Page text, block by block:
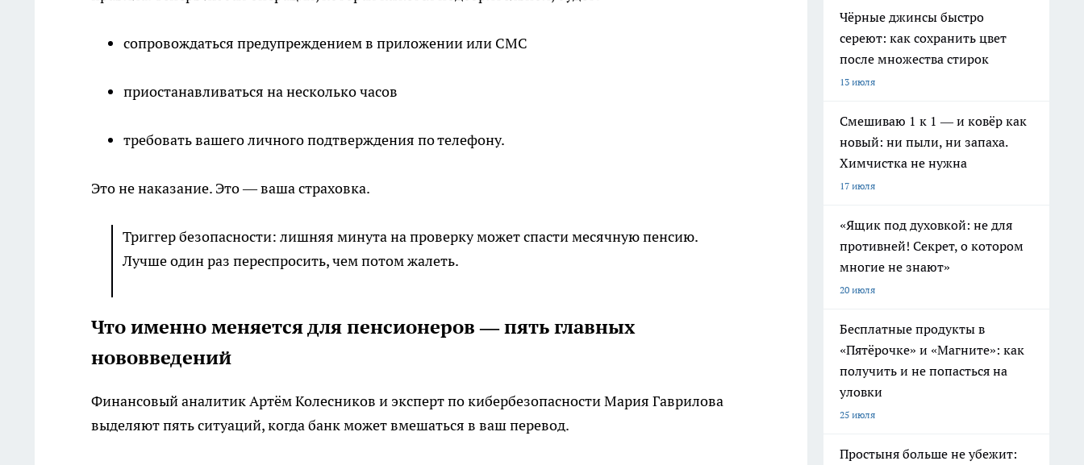
сопровождаться предупреждением в приложении или СМС
приостанавливаться на несколько часов
требовать вашего личного подтверждения по телефону.
Это не наказание. Это — ваша страховка.
Триггер безопасности: лишняя минута на проверку может спасти месячную пенсию.
Лучше один раз переспросить, чем потом жалеть.
Что именно меняется для пенсионеров — пять главных
нововведений
Финансовый аналитик Артём Колесников и эксперт по кибербезопасности Мария Гаврилова
выделяют пять ситуаций, когда банк может вмешаться в ваш перевод.
Чёрные джинсы быстро
сереют: как сохранить цвет
после множества стирок
13 июля
Смешиваю 1 к 1 — и ковёр как
новый: ни пыли, ни запаха.
Химчистка не нужна
17 июля
«Ящик под духовкой: не для
противней! Секрет, о котором
многие не знают»
20 июля
Бесплатные продукты в
«Пятёрочке» и «Магните»: как
получить и не попасться на
уловки
25 июля
Простыня больше не убежит: